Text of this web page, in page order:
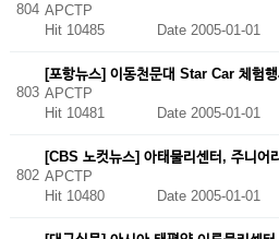
804 APCTP
Hit 10485
Date 2005-01-01
803
[포항뉴스] 이동천문대 Star Car 체험
APCTP
Hit 10481
Date 2005-01-01
802
[CBS 노컷뉴스] 아태물리센터, 주니어
APCTP
Hit 10480
Date 2005-01-01